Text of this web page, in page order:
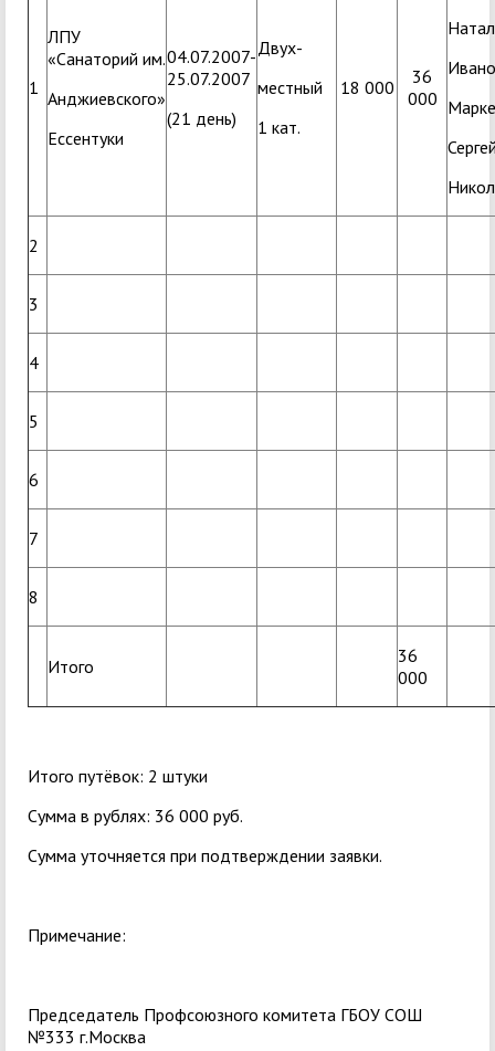
1
ЛПУ
«Санаторий им.
Анджиевского»
Ессентуки
04.07.2007-
25.07.2007
(21 день)
Двух-
местный
1 кат.
18 000
36
000
2
3
4
5
6
7
8
Итого
36
000
Итого путёвок: 2 штуки
Сумма в рублях: 36 000 руб.
Сумма уточняется при подтверждении заявки.
Примечание:
Председатель Профсоюзного комитета ГБОУ СОШ
№333 г.Москва